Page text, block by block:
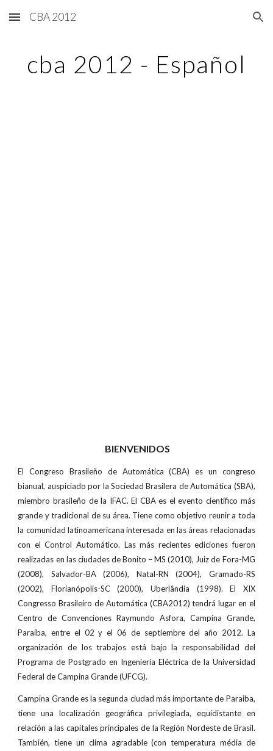
Skip to main content Skip to navigation
CBA 2012
cba 2012 - Español
BIENVENIDOS
El Congreso Brasileño de Automática (CBA) es un congreso
bianual, auspiciado por la Sociedad Brasilera de Automática (SBA),
miembro brasileño de la IFAC. El CBA es el evento científico más
grande y tradicional de su área. Tiene como objetivo reunir a toda
la comunidad latinoamericana interesada en las áreas relacionadas
con el Control Automático. Las más recientes ediciones fueron
realizadas en las ciudades de Bonito – MS (2010), Juiz de Fora-MG
(2008), Salvador-BA (2006), Natal-RN (2004), Gramado-RS
(2002), Florianópolis-SC (2000), Uberlândia (1998). El XIX
Congresso Brasileiro de Automática (CBA2012) tendrá lugar en el
Centro de Convenciones Raymundo Asfora, Campina Grande,
Paraíba, entre el 02 y el 06 de septiembre del año 2012. La
organización de los trabajos está bajo la responsabilidad del
Programa de Postgrado en Ingeniería Eléctrica de la Universidad
Federal de Campina Grande (UFCG).
Campina Grande es la segunda ciudad más importante de Paraiba,
tiene una localización geográfica privilegiada, equidistante en
relación a las capitales principales de la Región Nordeste de Brasil.
También, tiene un clima agradable (con temperatura média de